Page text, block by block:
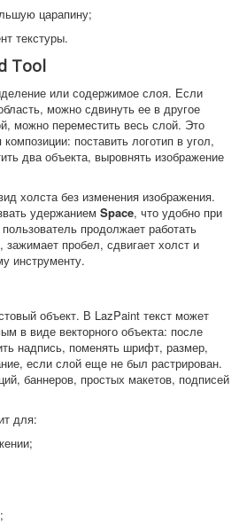
царапину;
текстуры.
Tool
или содержимое слоя. Если
можно сдвинуть ее в другое
можно переместить весь слой. Это
поставить логотип в угол,
два объекта, выровнять изображение
холста без изменения изображения.
удержанием Space, что удобно при
продолжает работать
пробел, сдвигает холст и
инструменту.
объект. В LazPaint текст может
в виде векторного объекта: после
надпись, поменять шрифт, размер,
если слой еще не был растрирован.
баннеров, простых макетов, подписей
для: